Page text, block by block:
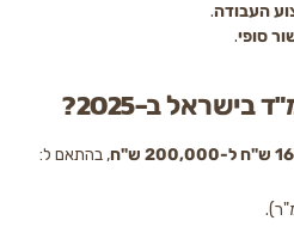
2025?
, בהתאם ל: